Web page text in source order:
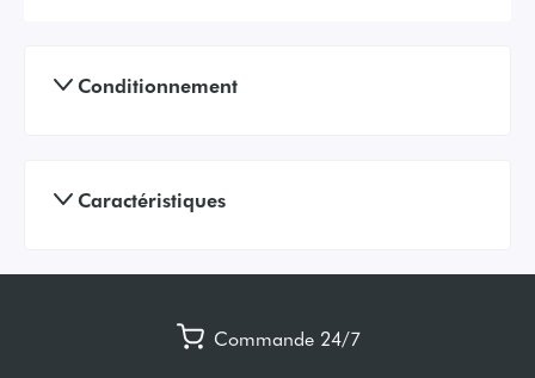
Conditionnement
Caractéristiques
Commande 24/7